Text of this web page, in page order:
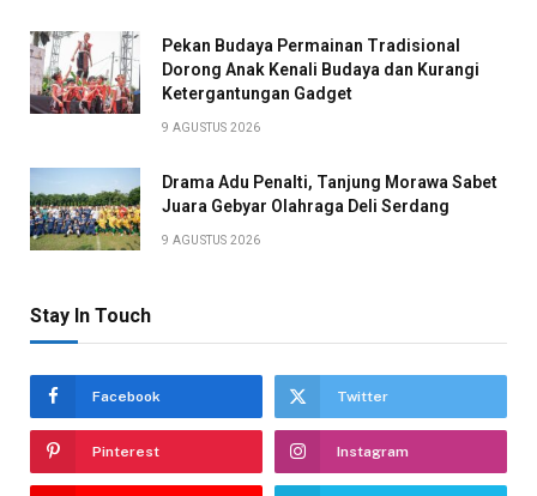
Pekan Budaya Permainan Tradisional
Dorong Anak Kenali Budaya dan Kurangi
Ketergantungan Gadget
9 AGUSTUS 2026
Drama Adu Penalti, Tanjung Morawa Sabet
Juara Gebyar Olahraga Deli Serdang
9 AGUSTUS 2026
Stay In Touch
Facebook Twitter
Pinterest Instagram